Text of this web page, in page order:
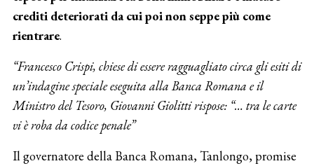
crediti deteriorati da cui poi non seppe più come
rientrare.
“Francesco Crispi, chiese di essere ragguagliato circa gli esiti di
un’indagine speciale eseguita alla Banca Romana e il
Ministro del Tesoro, Giovanni Giolitti rispose: “… tra le carte
vi è roba da codice penale”
Il governatore della Banca Romana, Tanlongo, promise